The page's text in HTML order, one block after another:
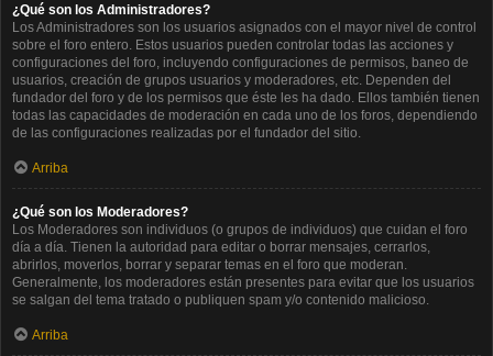
¿Qué son los Administradores?
Los Administradores son los usuarios asignados con el mayor nivel de control
sobre el foro entero. Estos usuarios pueden controlar todas las acciones y
configuraciones del foro, incluyendo configuraciones de permisos, baneo de
usuarios, creación de grupos usuarios y moderadores, etc. Dependen del
fundador del foro y de los permisos que éste les ha dado. Ellos también tienen
todas las capacidades de moderación en cada uno de los foros, dependiendo
de las configuraciones realizadas por el fundador del sitio.
Arriba
¿Qué son los Moderadores?
Los Moderadores son individuos (o grupos de individuos) que cuidan el foro
día a día. Tienen la autoridad para editar o borrar mensajes, cerrarlos,
abrirlos, moverlos, borrar y separar temas en el foro que moderan.
Generalmente, los moderadores están presentes para evitar que los usuarios
se salgan del tema tratado o publiquen spam y/o contenido malicioso.
Arriba